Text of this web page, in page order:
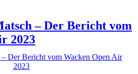
– Der Bericht vom
2023